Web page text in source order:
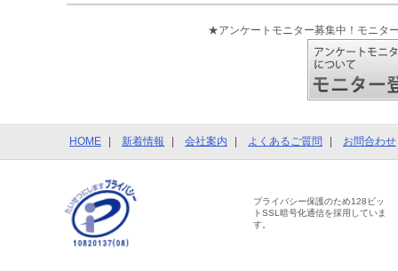
★アンケートモニター募集中！モニタ
HOME 新着情報 会社案内 よくあるご質問 お問合わせ
プライバシー保護のため128ビッ
トSSL暗号化通信を採用していま
す。